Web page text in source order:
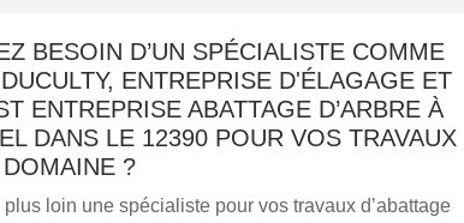
BESOIN D’UN SPÉCIALISTE COMME
ENTREPRISE D'ÉLAGAGE ET
ENTREPRISE ABATTAGE D’ARBRE À
DANS LE 12390 POUR VOS TRAVAUX
?
loin une spécialiste pour vos travaux d’abattage